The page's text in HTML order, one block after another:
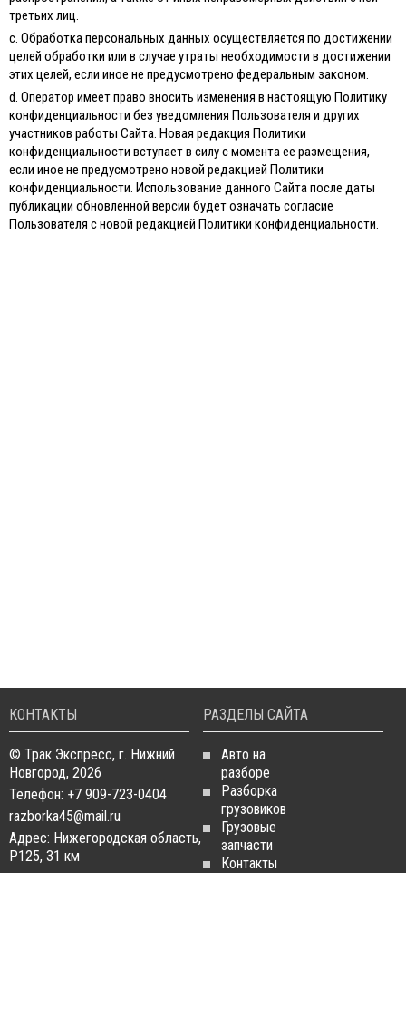
третьих лиц.
с. Обработка персональных данных осуществляется по достижении
целей обработки или в случае утраты необходимости в достижении
этих целей, если иное не предусмотрено федеральным законом.
d. Оператор имеет право вносить изменения в настоящую Политику
конфиденциальности без уведомления Пользователя и других
участников работы Сайта. Новая редакция Политики
конфиденциальности вступает в силу с момента ее размещения,
если иное не предусмотрено новой редакцией Политики
конфиденциальности. Использование данного Сайта после даты
публикации обновленной версии будет означать согласие
Пользователя с новой редакцией Политики конфиденциальности.
КОНТАКТЫ
© Трак Экспресс, г. Нижний
Новгород, 2026
Телефон: +7 909-723-0404
razborka45@mail.ru
Адрес: Нижегородская область,
Р125, 31 км
РАЗДЕЛЫ САЙТА
Авто на
разборе
Разборка
грузовиков
Грузовые
запчасти
Контакты